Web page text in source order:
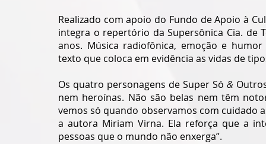
Realizado com apoio do Fundo de Apoio à
integra o repertório da Supersônica Cia. de
anos. Música radiofônica, emoção e
texto que coloca em evidência as vidas de
Os quatro personagens de Super Só &
nem heroínas. Não são belas nem têm
vemos só quando observamos com cuidado
a autora Miriam Virna. Ela reforça que a
pessoas que o mundo não enxerga”.